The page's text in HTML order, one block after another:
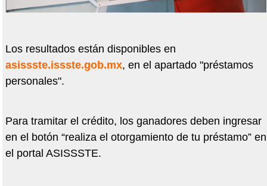
Los resultados están disponibles en
asissste.issste.gob.mx, en el apartado "préstamos
personales".
Para tramitar el crédito, los ganadores deben ingresar
en el botón “realiza el otorgamiento de tu préstamo” en
el portal ASISSSTE.